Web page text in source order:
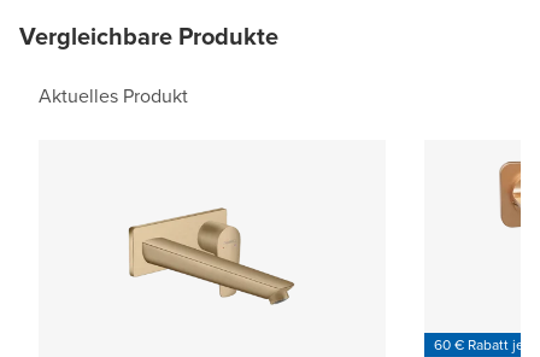
Vergleichbare Produkte
Aktuelles Produkt
60 € Rabatt je